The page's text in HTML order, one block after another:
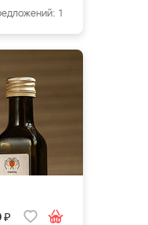
1
₽